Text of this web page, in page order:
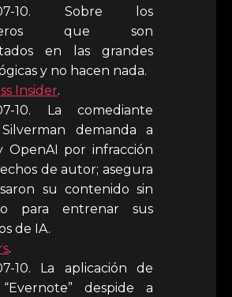
07-10. Sobre los
que son
en las grandes
y no hacen nada.
Insider.
10. La comediante
demanda a
OpenAI por infracción
de autor; asegura
su contenido sin
para entrenar sus
de IA.
.
10. La aplicación de
despide a